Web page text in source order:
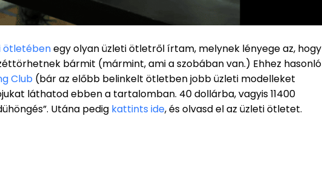
ötletébenegy olyan üzleti ötletről írtam, melynek lényege az, hogy
bármit (mármint, ami a szobában van.) Ehhez hasonló
Club (bár az előbb belinkelt ötletben jobb üzleti modelleket
láthatod ebben a tartalomban. 40 dollárba, vagyis 11400
Utána pedig kattints ide, és olvasd el az üzleti ötletet.